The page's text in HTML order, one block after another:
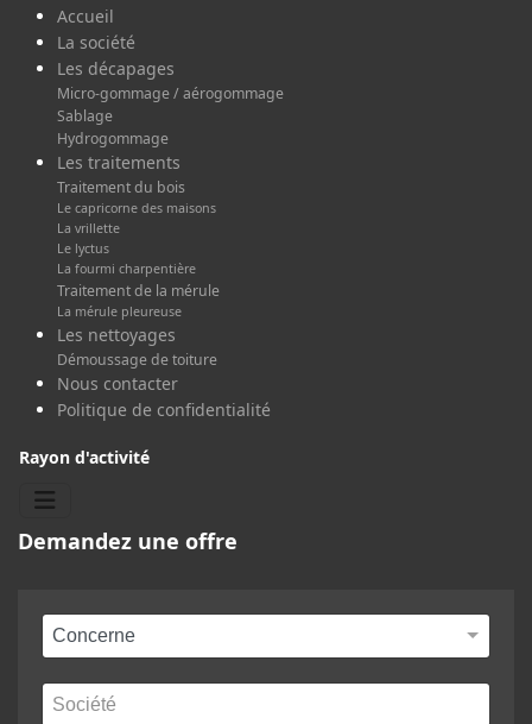
Accueil
La société
Les décapages
Micro-gommage / aérogommage
Sablage
Hydrogommage
Les traitements
Traitement du bois
Le capricorne des maisons
La vrillette
Le lyctus
La fourmi charpentière
Traitement de la mérule
La mérule pleureuse
Les nettoyages
Démoussage de toiture
Nous contacter
Politique de confidentialité
Rayon d'activité
Demandez une offre